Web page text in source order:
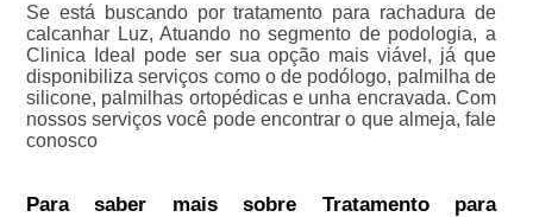
Se está buscando por tratamento para rachadura de
calcanhar Luz, Atuando no segmento de podologia, a
Clinica Ideal pode ser sua opção mais viável, já que
disponibiliza serviços como o de podólogo, palmilha de
silicone, palmilhas ortopédicas e unha encravada. Com
nossos serviços você pode encontrar o que almeja, fale
conosco
Para saber mais sobre Tratamento para